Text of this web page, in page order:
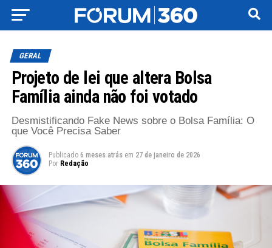
GERAL
Projeto de lei que altera Bolsa
Família ainda não foi votado
Desmistificando Fake News sobre o Bolsa Família: O
que Você Precisa Saber
Publicado 6 meses atrás em 27 de janeiro de 2026
Por Redação